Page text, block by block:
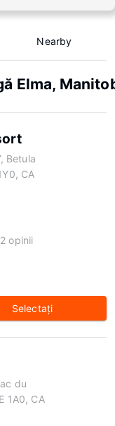
Nearby
Elma,
Betula
CA
2 opinii
Selectaţi
du
1A0, CA